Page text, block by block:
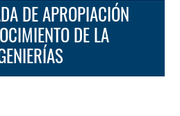
DE APROPIACIÓN
DE LA